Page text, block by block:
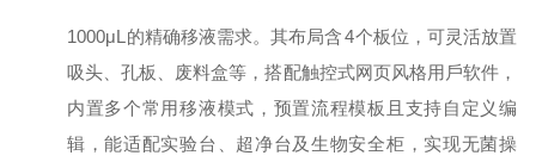
1000μL 的精确移液需求。其布局含4个板位，可灵活放置
吸头、孔板、废料盒等，搭配触控式⽹⻚⻛格⽤⼾软件，
内置多个常⽤移液模式，预置流程模板且⽀持⾃定义编
辑，能适配实验台、超净台及⽣物安全柜，实现⽆菌操